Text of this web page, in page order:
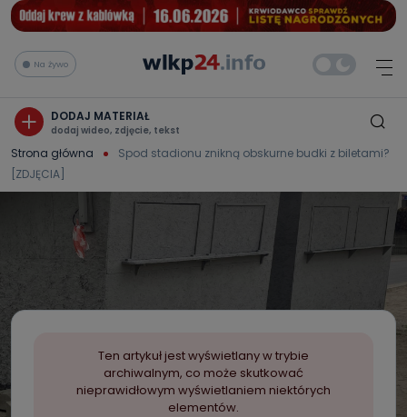
Na żywo
DODAJ MATERIAŁ
dodaj wideo, zdjęcie, tekst
Strona główna
Spod stadionu znikną obskurne budki z biletami?
[ZDJĘCIA]
Ten artykuł jest wyświetlany w trybie
archiwalnym, co może skutkować
nieprawidłowym wyświetlaniem niektórych
elementów.